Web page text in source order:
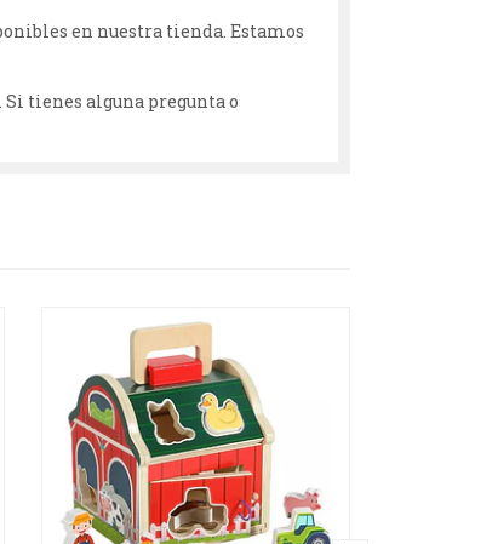
en nuestra tienda. Estamos
tienes alguna pregunta o